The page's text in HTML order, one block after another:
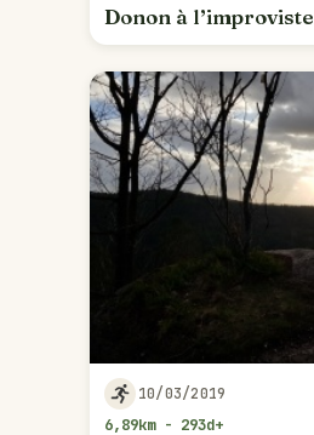
Donon à l’improviste
10/03/2019
6,89km - 293d+